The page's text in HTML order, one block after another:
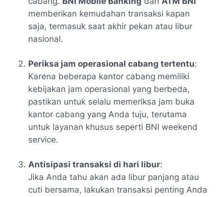
memberikan kemudahan transaksi kapan
saja, termasuk saat akhir pekan atau libur
nasional.
Periksa jam operasional cabang tertentu:
Karena beberapa kantor cabang memiliki
kebijakan jam operasional yang berbeda,
pastikan untuk selalu memeriksa jam buka
kantor cabang yang Anda tuju, terutama
untuk layanan khusus seperti BNI weekend
service.
Antisipasi transaksi di hari libur:
Jika Anda tahu akan ada libur panjang atau
cuti bersama, lakukan transaksi penting Anda